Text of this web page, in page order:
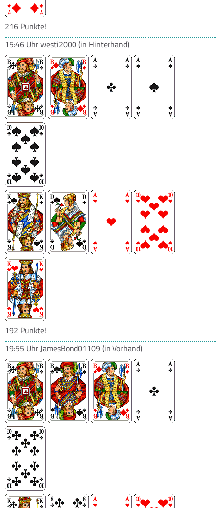
216 Punkte!
15:46 Uhrwesti2000(in Hinterhand)
192 Punkte!
19:55 UhrJamesBond01109 (in Vorhand)